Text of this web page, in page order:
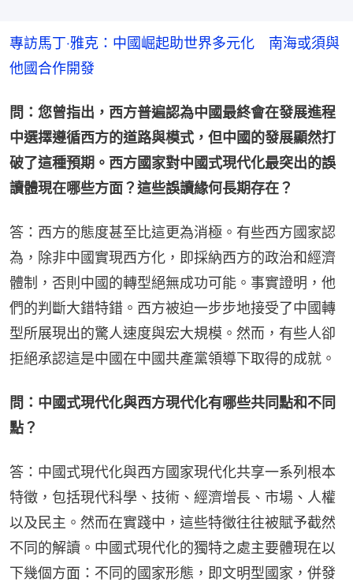
專訪馬丁‧雅克：中國崛起助世界多元化　南海或須與
他國合作開發
問：您曾指出，西方普遍認為中國最終會在發展進程
中選擇遵循西方的道路與模式，但中國的發展顯然打
破了這種預期。西方國家對中國式現代化最突出的誤
讀體現在哪些方面？這些誤讀緣何長期存在？
答：西方的態度甚至比這更為消極。有些西方國家認
為，除非中國實現西方化，即採納西方的政治和經濟
體制，否則中國的轉型絕無成功可能。事實證明，他
們的判斷大錯特錯。西方被迫一步步地接受了中國轉
型所展現出的驚人速度與宏大規模。然而，有些人卻
拒絕承認這是中國在中國共產黨領導下取得的成就。
問：中國式現代化與西方現代化有哪些共同點和不同
點？
答：中國式現代化與西方國家現代化共享一系列根本
特徵，包括現代科學、技術、經濟增長、市場、人權
以及民主。然而在實踐中，這些特徵往往被賦予截然
不同的解讀。中國式現代化的獨特之處主要體現在以
下幾個方面：不同的國家形態，即文明型國家，併發